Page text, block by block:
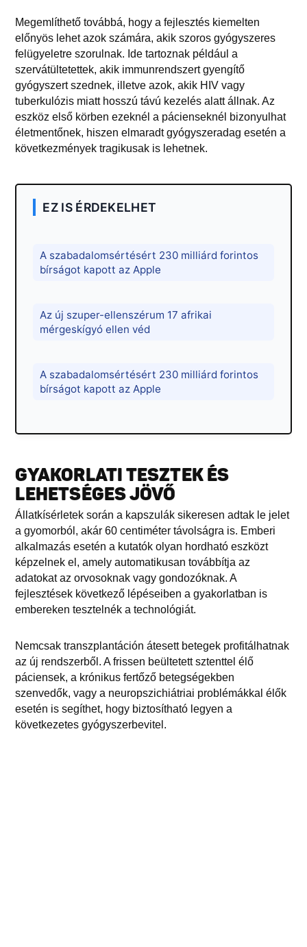
Megemlíthető továbbá, hogy a fejlesztés kiemelten
előnyös lehet azok számára, akik szoros gyógyszeres
felügyeletre szorulnak. Ide tartoznak például a
szervátültetettek, akik immunrendszert gyengítő
gyógyszert szednek, illetve azok, akik HIV vagy
tuberkulózis miatt hosszú távú kezelés alatt állnak. Az
eszköz első körben ezeknél a pácienseknél bizonyulhat
életmentőnek, hiszen elmaradt gyógyszeradag esetén a
következmények tragikusak is lehetnek.
EZ IS ÉRDEKELHET
A szabadalomsértésért 230 milliárd forintos
bírságot kapott az Apple
Az új szuper-ellenszérum 17 afrikai
mérgeskígyó ellen véd
A szabadalomsértésért 230 milliárd forintos
bírságot kapott az Apple
GYAKORLATI TESZTEK ÉS
LEHETSÉGES JÖVŐ
Állatkísérletek során a kapszulák sikeresen adtak le jelet
a gyomorból, akár 60 centiméter távolságra is. Emberi
alkalmazás esetén a kutatók olyan hordható eszközt
képzelnek el, amely automatikusan továbbítja az
adatokat az orvosoknak vagy gondozóknak. A
fejlesztések következő lépéseiben a gyakorlatban is
embereken tesztelnék a technológiát.
Nemcsak transzplantáción átesett betegek profitálhatnak
az új rendszerből. A frissen beültetett sztenttel élő
páciensek, a krónikus fertőző betegségekben
szenvedők, vagy a neuropszichiátriai problémákkal élők
esetén is segíthet, hogy biztosítható legyen a
következetes gyógyszerbevitel.